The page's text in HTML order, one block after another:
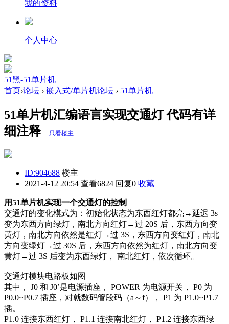
我的资料
个人中心
51黑-51单片机
首页›论坛 › 嵌入式/单片机论坛 › 51单片机
51单片机汇编语言实现交通灯 代码有详
细注释
只看楼主
ID:904688 楼主
2021-4-12 20:54 查看6824 回复0 收藏
用51单片机实现一个交通灯的控制
交通灯的变化模式为：初始化状态为东西红灯都亮→延迟 3s
变为东西方向绿灯，南北方向红灯→过 20S 后，东西方向变
黄灯，南北方向依然是红灯→过 3S，东西方向变红灯，南北
方向变绿灯→过 30S 后，东西方向依然为红灯，南北方向变
黄灯→过 3S 后变为东西绿灯， 南北红灯，依次循环。
交通灯模块电路板如图
其中， J0 和 J0’是电源插座， POWER 为电源开关， P0 为
P0.0~P0.7 插座，对就数码管段码（a～f）， P1 为 P1.0~P1.7
插。
P1.0 连接东西红灯， P1.1 连接南北红灯， P1.2 连接东西绿